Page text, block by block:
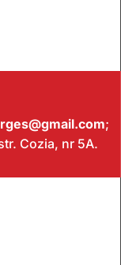
;
Cozia, nr 5A.